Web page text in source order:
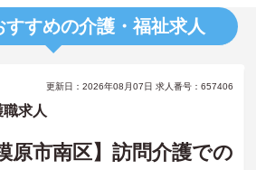
すすめの介護・福祉求人
更新日：2026年08月07日 求人番号：657406
求人
原市南区】訪問介護での